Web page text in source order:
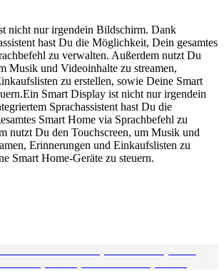
nicht nur irgendein Bildschirm. Dank
hast Du die Möglichkeit, Dein gesamtes
zu verwalten. Außerdem nutzt Du
Musik und Videoinhalte zu streamen,
zu erstellen, sowie Deine Smart
Ein Smart Display ist nicht nur irgendein
Sprachassistent hast Du die
Smart Home via Sprachbefehl zu
nutzt Du den Touchscreen, um Musik und
Erinnerungen und Einkaufslisten zu
Smart Home-Geräte zu steuern.